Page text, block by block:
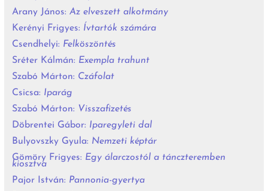
Arany János:Az elveszett alkotmány
Kerényi Frigyes: Ívtartók számára
Csendhelyi: Felköszöntés
Sréter Kálmán: Exempla trahunt
Szabó Márton: Czáfolat
Csicsa: Iparág
Szabó Márton: Visszafizetés
Döbrentei Gábor: Iparegyleti dal
Bulyovszky Gyula: Nemzeti képtár
Gömöry Frigyes: Egy álarczostól a tánczteremben
kiosztva
Pajor István: Pannonia-gyertya